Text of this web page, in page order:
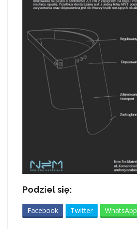
Podziel się:
Facebook Twitter WhatsApp